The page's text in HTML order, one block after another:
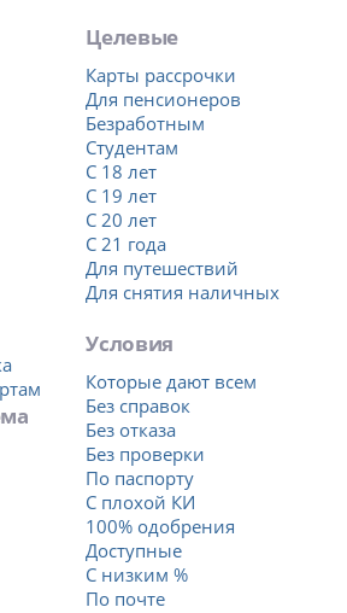
Целевые
Карты рассрочки
Для пенсионеров
Безработным
Студентам
С 18 лет
С 19 лет
С 20 лет
С 21 года
Для путешествий
Для снятия наличных
Условия
Которые дают всем
Без справок
Без отказа
Без проверки
По паспорту
С плохой КИ
100% одобрения
Доступные
С низким %
По почте